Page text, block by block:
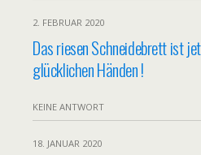
2. FEBRUAR 2020
Das riesen Schneidebrett ist
glücklichen Händen !
KEINE ANTWORT
18. JANUAR 2020